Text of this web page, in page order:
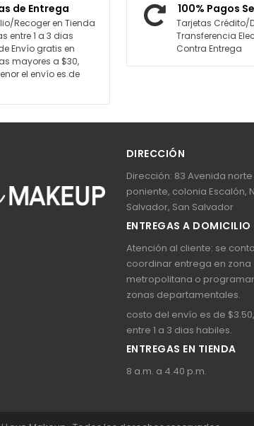
de Entrega
Recoger en Tienda
entre 1 a 3 dias
Envío gratis en
mayores a $30,
el envío es de
100% Pagos
Tarjetas Crédito/
Transferencia
Contra Entrega
DIRECCIÓN
Dirección: 83 Avenida norte
poniente, colonia Escalón,
Salvador, San Salvador
ENTREGAS A DOMICILIO
Atención al cliente: se
coordinar entrega en zona
metropolitana o
zonas departamentales.
costo del envío es de
entre 1 a 3 dias habiles.
ENTREGAS EN TIENDA
8 a.m. a 4.40 p.m.